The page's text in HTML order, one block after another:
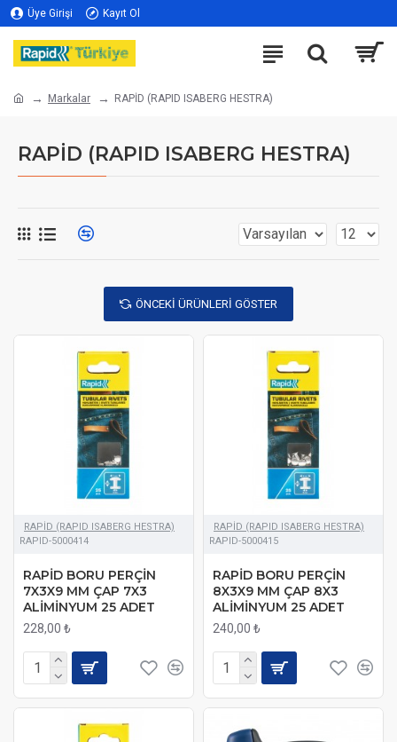
Üye Girişi Kayıt Ol
Markalar RAPİD (RAPID ISABERG HESTRA)
RAPİD (RAPID ISABERG HESTRA)
ÖNCEKI ÜRÜNLERI GÖSTER
RAPİD (RAPID ISABERG HESTRA)
RAPID-5000414
RAPİD BORU PERÇİN
7X3X9 MM ÇAP 7X3
ALİMİNYUM 25 ADET
228,00 ₺
RAPİD (RAPID ISABERG HESTRA)
RAPID-5000415
RAPİD BORU PERÇİN
8X3X9 MM ÇAP 8X3
ALİMİNYUM 25 ADET
240,00 ₺